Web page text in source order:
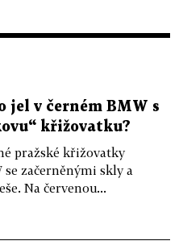
jel v černém BMW s
křižovatku?
pražské křižovatky
začerněnými skly a
Na červenou...